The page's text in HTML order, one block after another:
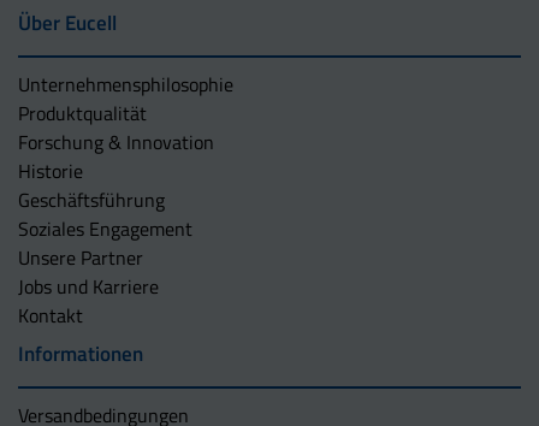
Über Eucell
Unternehmens­philosophie
Produktqualität
Forschung & Innovation
Historie
Geschäftsführung
Soziales Engagement
Unsere Partner
Jobs und Karriere
Kontakt
Informationen
Versandbedingungen